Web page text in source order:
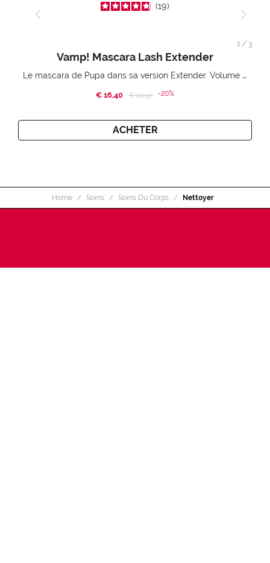
19
Vamp! Mascara Lash Extender
Le mascara de Pupa dans sa version Extender. Volume extension 3D. Des cils amplifiés et liftés à l’infini.
€ 16,40 Price reduced from
€ 20,50to-20%
ACHETER
1/ 3
Home Soins Soins Du Corps Nettoyer